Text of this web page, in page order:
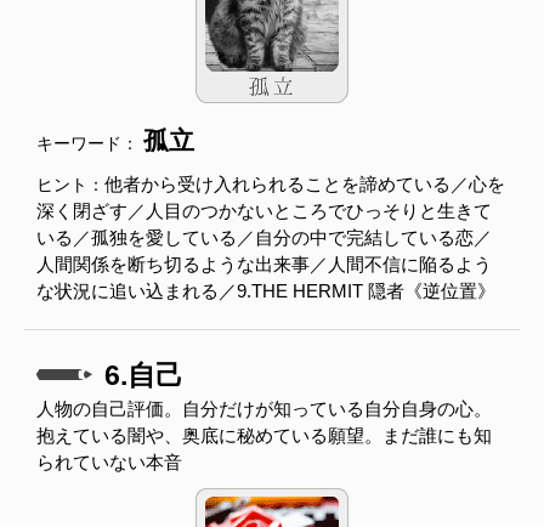
キーワード： 孤立
ヒント： 他者から受け入れられることを諦めている／心を
深く閉ざす／人目のつかないところでひっそりと生きて
いる／孤独を愛している／自分の中で完結している恋／
人間関係を断ち切るような出来事／人間不信に陥るよう
な状況に追い込まれる／9.THE HERMIT 隠者《逆位置》
6.自己
人物の自己評価。自分だけが知っている自分自身の心。
抱えている闇や、奥底に秘めている願望。まだ誰にも知
られていない本音